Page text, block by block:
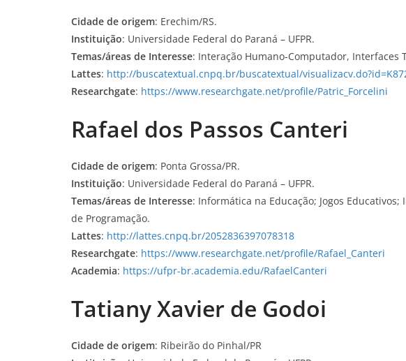
Cidade de origem: Erechim/RS.
Instituição: Universidade Federal do Paraná – UFPR.
Temas/áreas de Interesse: Interação Humano-Computador, Interfaces
Lattes: http://buscatextual.cnpq.br/buscatextual/
Researchgate: https://www.researchgate.net/profile/Patric_Forcelini
Rafael dos Passos Canteri
Cidade de origem: Ponta Grossa/PR.
Instituição: Universidade Federal do Paraná – UFPR.
Temas/áreas de Interesse: Informática na Educação; Jogos
de Programação.
Lattes: http://lattes.cnpq.br/2052836397078318
Researchgate: https://www.researchgate.net/profile/Rafael_Canteri
Academia: https://ufpr-br.academia.edu/RafaelCanteri
Tatiany Xavier de Godoi
Cidade de origem: Ribeirão do Pinhal/PR